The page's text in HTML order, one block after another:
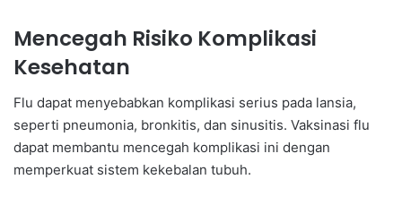
Mencegah Risiko Komplikasi
Kesehatan
Flu dapat menyebabkan komplikasi serius pada lansia,
seperti pneumonia, bronkitis, dan sinusitis. Vaksinasi flu
dapat membantu mencegah komplikasi ini dengan
memperkuat sistem kekebalan tubuh.